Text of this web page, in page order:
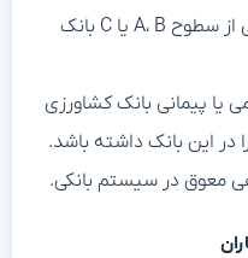
رتبه اعتباری فرد باید در یکی از سطوح A، B یا C بانک
یا پیمانی بانک کشاورزی
این بانک داشته باشد.
معوق در سیستم بانکی.